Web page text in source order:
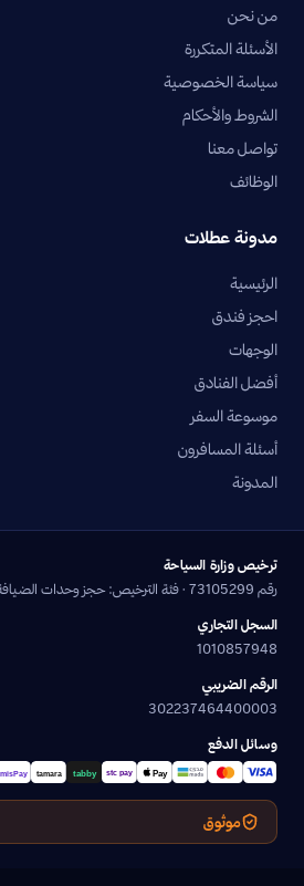
من نحن
الأسئلة المتكررة
سياسة الخصوصية
الشروط والأحكام
تواصل معنا
الوظائف
مدونة عطلات
الرئيسية
احجز فندق
الوجهات
أفضل الفنادق
موسوعة السفر
أسئلة المسافرون
المدونة
ترخيص وزارة السياحة
رقم 73105299 · فئة الترخيص: حجز وحدات الضيافة وتنظيم الرحلات السياحية
السجل التجاري
1010857948
الرقم الضريبي
302237464400003
وسائل الدفع
موثوق